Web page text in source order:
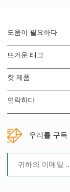
도움이 필요하다
뜨거운 태그
핫 제품
연락하다
우리를 구독